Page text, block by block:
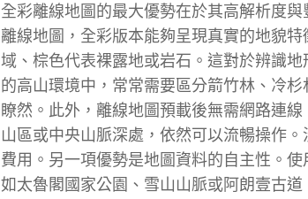
全彩離線地圖的最大優勢在於其高解析度
離線地圖，全彩版本能夠呈現真實的地貌
域、棕色代表裸露地或岩石。這對於辨識
的高山環境中，常常需要區分箭竹林、冷
瞭然。此外，離線地圖預載後無需網路連
山區或中央山脈深處，依然可以流暢操作
費用。另一項優勢是地圖資料的自主性。
如太魯閣國家公園、雪山山脈或阿朗壹古